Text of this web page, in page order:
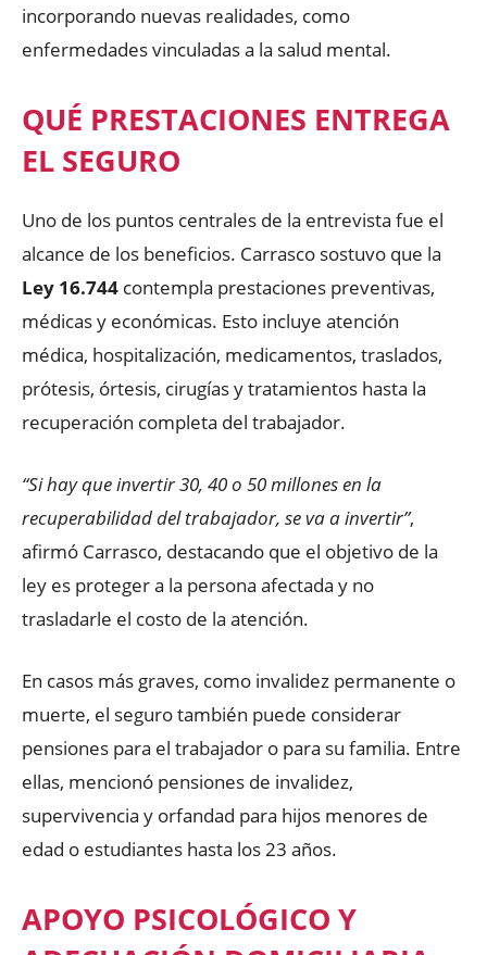
incorporando nuevas realidades, como
enfermedades vinculadas a la salud mental.
QUÉ PRESTACIONES ENTREGA
EL SEGURO
Uno de los puntos centrales de la entrevista fue el
alcance de los beneficios. Carrasco sostuvo que la
Ley 16.744 contempla prestaciones preventivas,
médicas y económicas. Esto incluye atención
médica, hospitalización, medicamentos, traslados,
prótesis, órtesis, cirugías y tratamientos hasta la
recuperación completa del trabajador.
“Si hay que invertir 30, 40 o 50 millones en la
recuperabilidad del trabajador, se va a invertir”,
afirmó Carrasco, destacando que el objetivo de la
ley es proteger a la persona afectada y no
trasladarle el costo de la atención.
En casos más graves, como invalidez permanente o
muerte, el seguro también puede considerar
pensiones para el trabajador o para su familia. Entre
ellas, mencionó pensiones de invalidez,
supervivencia y orfandad para hijos menores de
edad o estudiantes hasta los 23 años.
APOYO PSICOLÓGICO Y